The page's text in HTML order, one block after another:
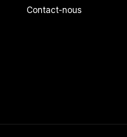
Contact-nous